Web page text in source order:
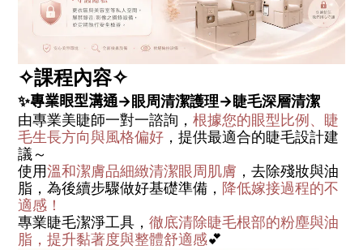
✧課程內容✧
✨專業眼型溝通→眼周清潔護理→睫毛深層清潔
由專業美睫師一對一諮詢， 根據您的眼型比例、睫
毛生長方向與風格偏好 ，提供最適合的睫毛設計建
議～
使用溫和潔膚品細緻清潔眼周肌膚 ，去除殘妝與油
脂，為後續步驟做好基礎準備， 降低嫁接過程的不
適感！
專業睫毛潔淨工具， 徹底清除睫毛根部的粉塵與油
脂，提升黏著度與整體舒適感💕